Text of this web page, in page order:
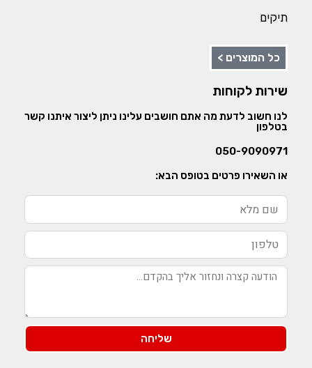
תיקים
כל המוצרים >
שירות לקוחות
לנו חשוב לדעת מה אתם חושבים עלינו ניתן ליצור איתנו קשר
בטלפון
050-9090971
או השאירו פרטים בטופס הבא:
שליחה